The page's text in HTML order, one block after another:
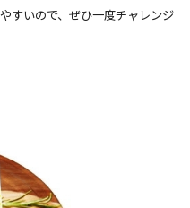
すいので、ぜひ一度チャレンジ